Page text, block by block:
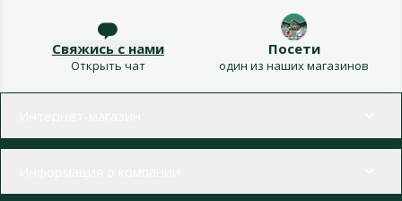
Свяжись с нами
Открыть чат
Посети
один из наших магазинов